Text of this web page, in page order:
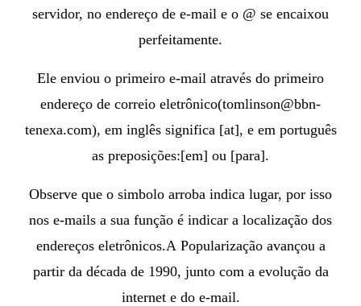
servidor, no endereço de e-mail e o @ se encaixou
perfeitamente.
Ele enviou o primeiro e-mail através do primeiro
endereço de correio eletrônico(tomlinson@bbn-
tenexa.com), em inglês significa [at], e em português
as preposições:[em] ou [para].
Observe que o simbolo arroba indica lugar, por isso
nos e-mails a sua função é indicar a localização dos
endereços eletrônicos.A Popularização avançou a
partir da década de 1990, junto com a evolução da
internet e do e-mail.